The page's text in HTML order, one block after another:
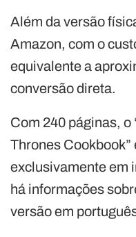
Além da versão
Amazon, com o
equivalente a
conversão direta.
Com 240 páginas, o
Thrones Cookbook”
exclusivamente em
há informações
versão em